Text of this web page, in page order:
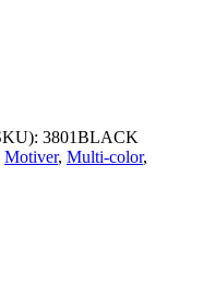
3801BLACK
Motiver, Multi-color,